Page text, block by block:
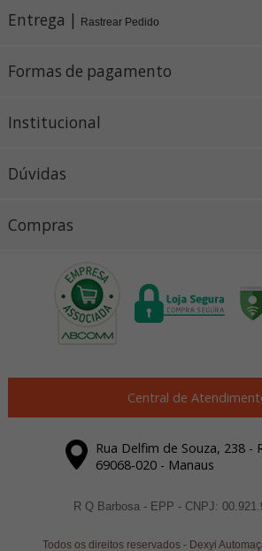
Entrega | Rastrear Pedido
Formas de pagamento
Institucional
Dúvidas
Compras
Central de
Rua Delfim de Souza, 238 -
69068-020 - Manaus
R Q Barbosa - EPP - CNPJ:
Todos os direitos reservados -Dexyi